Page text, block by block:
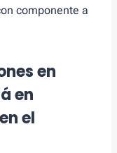
componente a
en
en
el